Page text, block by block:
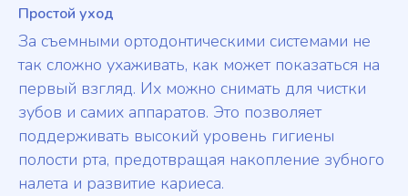
Простой уход
За съемными ортодонтическими системами не
так сложно ухаживать, как может показаться на
первый взгляд. Их можно снимать для чистки
зубов и самих аппаратов. Это позволяет
поддерживать высокий уровень гигиены
полости рта, предотвращая накопление зубного
налета и развитие кариеса.